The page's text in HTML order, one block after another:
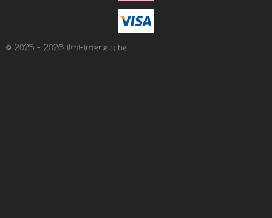
© 2025 - 2026 ilmi-interieur.be